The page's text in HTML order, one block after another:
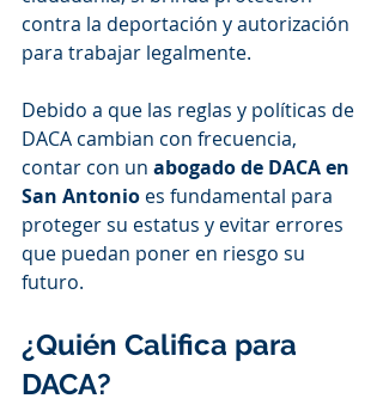
contra la deportación y autorización
para trabajar legalmente.
Debido a que las reglas y políticas de
DACA cambian con frecuencia,
contar con un abogado de DACA en
San Antonio es fundamental para
proteger su estatus y evitar errores
que puedan poner en riesgo su
futuro.
¿Quién Califica para
DACA?